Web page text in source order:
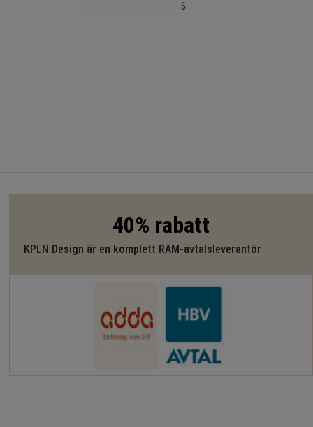
6
40% rabatt
KPLN Design är en komplett RAM-avtalsleverantör